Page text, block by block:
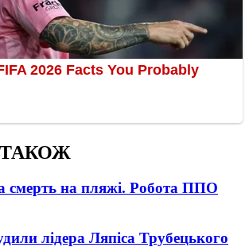
смерть на пляжі. Робота ППО
лідера Ляпіса Трубецького